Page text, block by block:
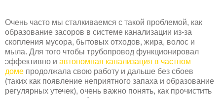
Очень часто мы сталкиваемся с такой проблемой, как
образование засоров в системе канализации из-за
скопления мусора, бытовых отходов, жира, волос и
мыла. Для того чтобы трубопровод функционировал
эффективно и автономная канализация в частном
доме продолжала свою работу и дальше без сбоев
(таких как появление неприятного запаха и образование
регулярных утечек), очень важно понять, как прочистить